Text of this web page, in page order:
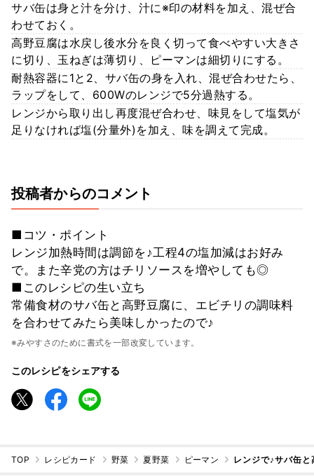
サバ缶は身と汁を分け、汁に※印の材料を加え、混ぜ合
わせておく。
高野豆腐は水戻し後水分を良く切って食べやすい大きさ
に切り、玉ねぎは薄切り、ピーマンは細切りにする。
耐熱容器に1と2、サバ缶の身を入れ、混ぜ合わせたら、
ラップをして、600Wのレンジで5分過熱する。
レンジから取り出し再度混ぜ合わせ、味見をして塩気が
足りなければ塩(分量外)を加え、味を調えて完成。
投稿者からのコメント
■コツ・ポイント
レンジ加熱時間は調節を♪工程4の塩加減はお好み
で。また辛党の方はチリソースを増やしても◎
■このレシピの生い立ち
常備食材のサバ缶と高野豆腐に、エビチリの調味料
を合わせてみたら美味しかったので♪
※みやすさのために書式を一部改変しています。
このレシピをシェアする
TOP レシピカード 野菜 夏野菜 ピーマン レンジで♪サバ缶